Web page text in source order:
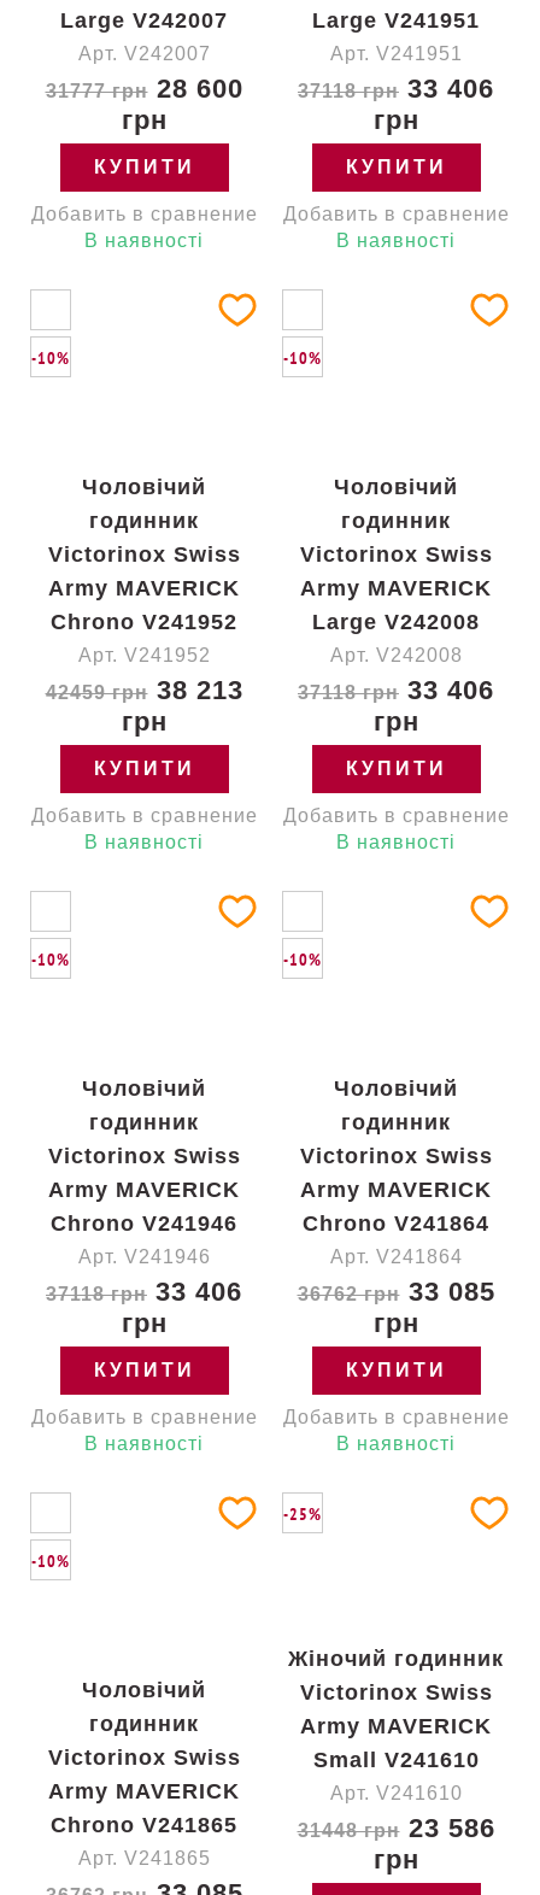
Large V242007
Арт. V242007
31777 грн28 600
грн
КУПИТИ
Добавить в сравнение
В наявності
Large V241951
Арт. V241951
37118 грн 33 406
грн
КУПИТИ
Добавить в сравнение
В наявності
-10%
Чоловічий
годинник
Victorinox Swiss
Army MAVERICK
Chrono V241952
Арт. V241952
42459 грн38 213
грн
КУПИТИ
Добавить в сравнение
В наявності
-10%
Чоловічий
годинник
Victorinox Swiss
Army MAVERICK
Large V242008
Арт. V242008
37118 грн 33 406
грн
КУПИТИ
Добавить в сравнение
В наявності
-10%
Чоловічий
годинник
Victorinox Swiss
Army MAVERICK
Chrono V241946
Арт. V241946
37118 грн 33 406
грн
КУПИТИ
Добавить в сравнение
В наявності
-10%
Чоловічий
годинник
Victorinox Swiss
Army MAVERICK
Chrono V241864
Арт. V241864
36762 грн33 085
грн
КУПИТИ
Добавить в сравнение
В наявності
-10%
Чоловічий
годинник
Victorinox Swiss
Army MAVERICK
Chrono V241865
Арт. V241865
-25%
Жіночий годинник
Victorinox Swiss
Army MAVERICK
Small V241610
Арт. V241610
31448 грн23 586
грн